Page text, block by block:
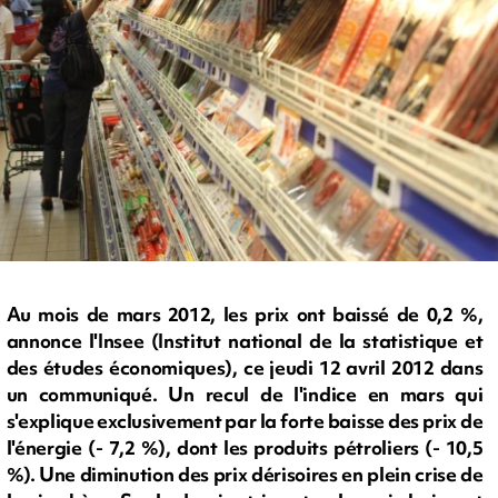
Au mois de mars 2012, les prix ont baissé de 0,2 %,
annonce l'Insee (Institut national de la statistique et
des études économiques), ce jeudi 12 avril 2012 dans
un communiqué. Un recul de l'indice en mars qui
s'explique exclusivement par la forte baisse des prix de
l'énergie (- 7,2 %), dont les produits pétroliers (- 10,5
%). Une diminution des prix dérisoires en plein crise de